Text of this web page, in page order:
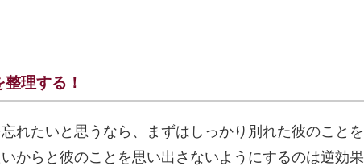
理する！
れたいと思うなら、まずはしっかり別れた彼のことを
からと彼のことを思い出さないようにするのは逆効果